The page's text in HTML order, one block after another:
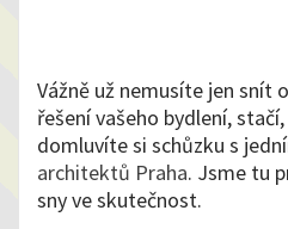
Vážně už nemusíte jen snít
řešení vašeho bydlení,
domluvíte si schůzku s
architektů Praha. Jsme tu
sny ve skutečnost.